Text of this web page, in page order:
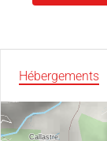
Hébergements